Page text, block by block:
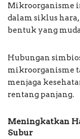
Mikroorganisme
dalam siklus
bentuk yang
Hubungan
mikroorganisme
menjaga
rentang panjang.
Meningkatkan
Subur